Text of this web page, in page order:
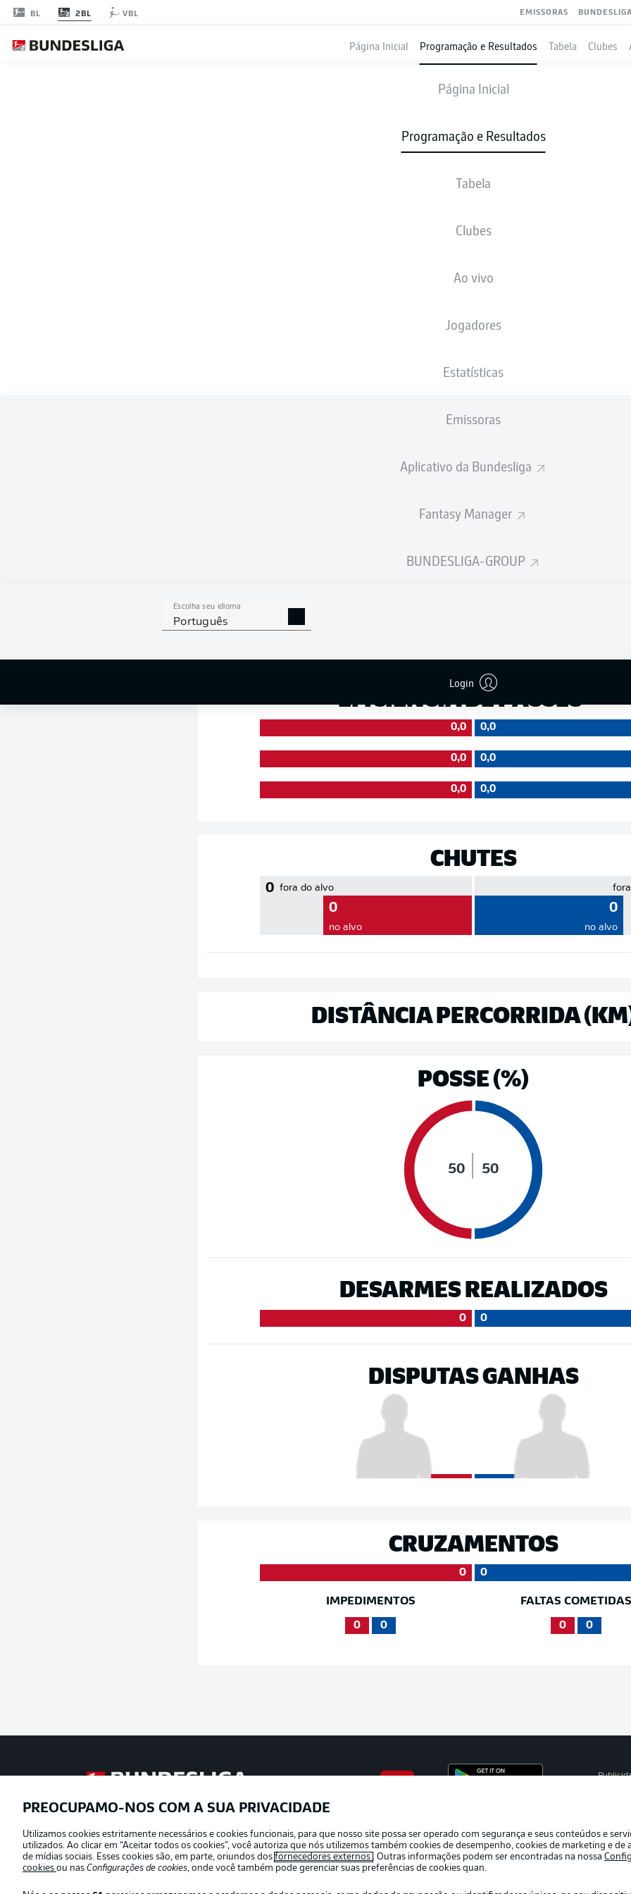
BL 2BL VBL EMISSORAS
Página Inicial Programação e Resultados Tabela Clubes
Página Inicial
Programação e Resultados
Tabela
Clubes
Ao vivo
Jogadores
Estatísticas
Emissoras
Aplicativo da Bundesliga
Fantasy Manager
BUNDESLIGA-GROUP
Escolha seu idioma
Português
Login
NUREMBERG DARMSTADT
ESCALAÇÕES
XGOLS
EFICIÊNCIA DE PASSES
0,0 0,0
0,0 0,0
0,0 0,0
CHUTES
0 fora do alvo
0
no alvo
0
no alvo
DISTÂNCIA PERCORRIDA
POSSE (%)
50 50
DESARMES REALIZADOS
0 0
DISPUTAS GANHAS
CRUZAMENTOS
0 0
IMPEDIMENTOS
0 0
FALTAS COMETIDAS
0 0
Football as it’s meant to be
Oferecido por
Marca
PREOCUPAMO-NOS COM A SUA PRIVACIDADE
Utilizamos cookies estritamente necessários e cookies funcionais, para que nosso site possa ser operado com segurança e seus conteúdos e
utilizados. Ao clicar em “Aceitar todos os cookies”, você autoriza que nós utilizemos também cookies de desempenho, cookies de marketing e de
de mídias sociais. Esses cookies são, em parte, oriundos dos fornecedores externos . Outras informações podem ser encontradas na nossa
cookies ou nas Configurações de cookies, onde você também pode gerenciar suas preferências de cookies quan.